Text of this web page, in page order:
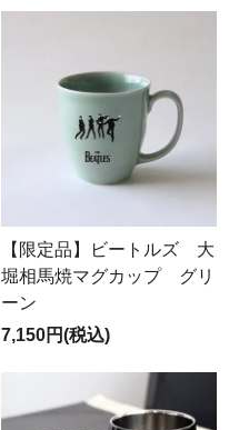
【限定品】ビートルズ 大
堀相馬焼マグカップ グリ
ーン
7,150円(税込)